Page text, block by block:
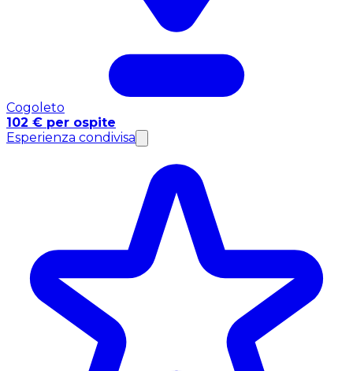
Cogoleto
102 € per ospite
Esperienza condivisa